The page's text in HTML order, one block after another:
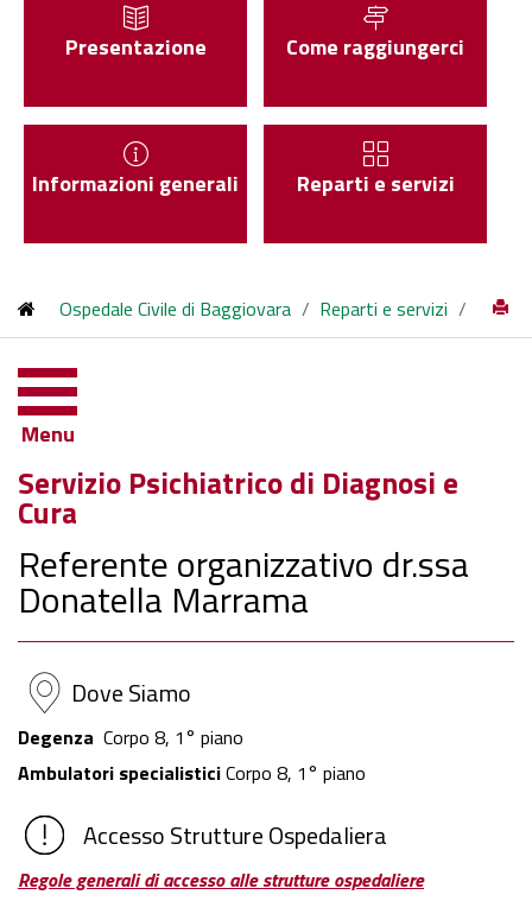
Presentazione Come raggiungerci
Informazioni generali Reparti e servizi
Ospedale Civile di Baggiovara / Reparti e servizi /
Menu
Servizio Psichiatrico di Diagnosi e
Cura
Referente organizzativo dr.ssa
Donatella Marrama
Dove Siamo
Degenza Corpo 8, 1° piano
Ambulatori specialisticiCorpo 8, 1° piano
Accesso Strutture Ospedaliera
Regole generali di accesso alle strutture ospedaliere